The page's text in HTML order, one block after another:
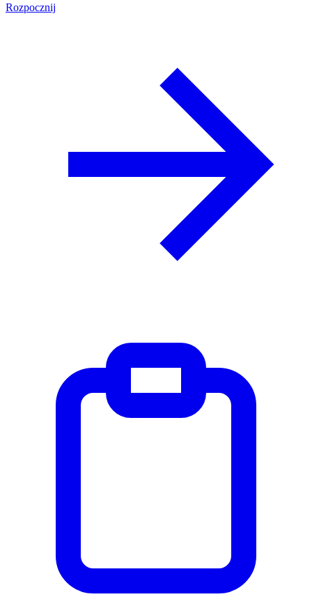
Rozpocznij